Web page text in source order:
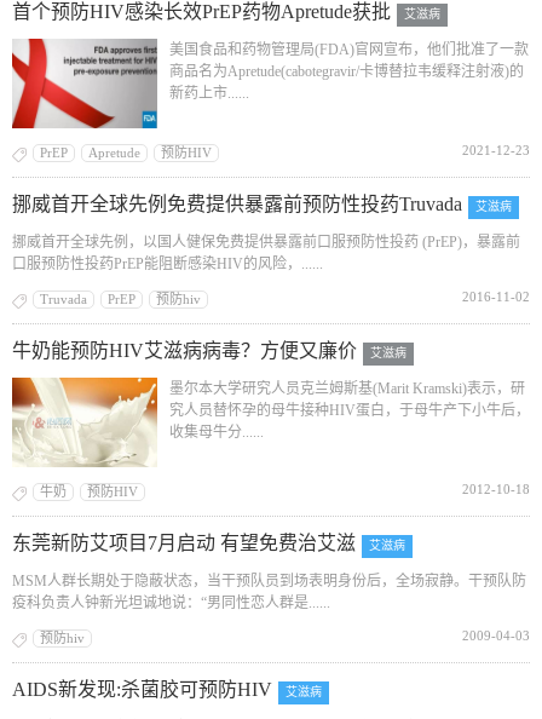
首个预防HIV感染长效PrEP药物Apretude获批 艾滋病
美国食品和药物管理局(FDA)官网宣布，他们批准了一款
商品名为Apretude(cabotegravir/卡博替拉韦缓释注射液)的
新药上市......
PrEP Apretude 预防HIV 2021-12-23
挪威首开全球先例免费提供暴露前预防性投药Truvada 艾滋病
挪威首开全球先例，以国人健保免费提供暴露前口服预防性投药 (PrEP)，暴露前
口服预防性投药PrEP能阻断感染HIV的风险，......
Truvada PrEP 预防hiv 2016-11-02
牛奶能预防HIV艾滋病病毒？方便又廉价 艾滋病
墨尔本大学研究人员克兰姆斯基(Marit Kramski)表示，研
究人员替怀孕的母牛接种HIV蛋白，于母牛产下小牛后，
收集母牛分......
牛奶 预防HIV 2012-10-18
东莞新防艾项目7月启动 有望免费治艾滋 艾滋病
MSM人群长期处于隐蔽状态，当干预队员到场表明身份后，全场寂静。干预队防
疫科负责人钟新光坦诚地说：“男同性恋人群是......
预防hiv 2009-04-03
AIDS新发现:杀菌胶可预防HIV 艾滋病